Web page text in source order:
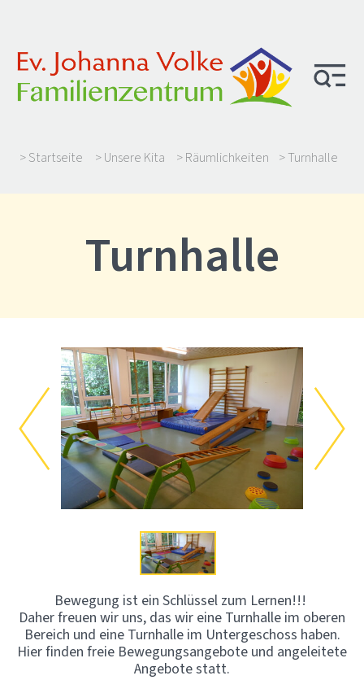
> Startseite > Unsere Kita > Räumlichkeiten > Turnhalle
Turnhalle
Bewegung ist ein Schlüssel zum Lernen!!!
Daher freuen wir uns, das wir eine Turnhalle im oberen
Bereich und eine Turnhalle im Untergeschoss haben.
Hier finden freie Bewegungsangebote und angeleitete
Angebote statt.